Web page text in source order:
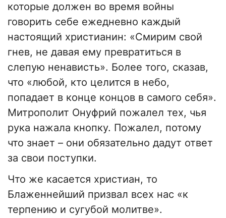
которые должен во время войны
говорить себе ежедневно каждый
настоящий христианин: «Смирим свой
гнев, не давая ему превратиться в
слепую ненависть». Более того, сказав,
что «любой, кто целится в небо,
попадает в конце концов в самого себя».
Митрополит Онуфрий пожалел тех, чья
рука нажала кнопку. Пожалел, потому
что знает – они обязательно дадут ответ
за свои поступки.
Что же касается христиан, то
Блаженнейший призвал всех нас «к
терпению и сугубой молитве».